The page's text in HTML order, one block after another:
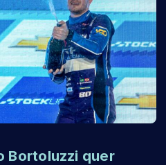
Bortoluzzi quer